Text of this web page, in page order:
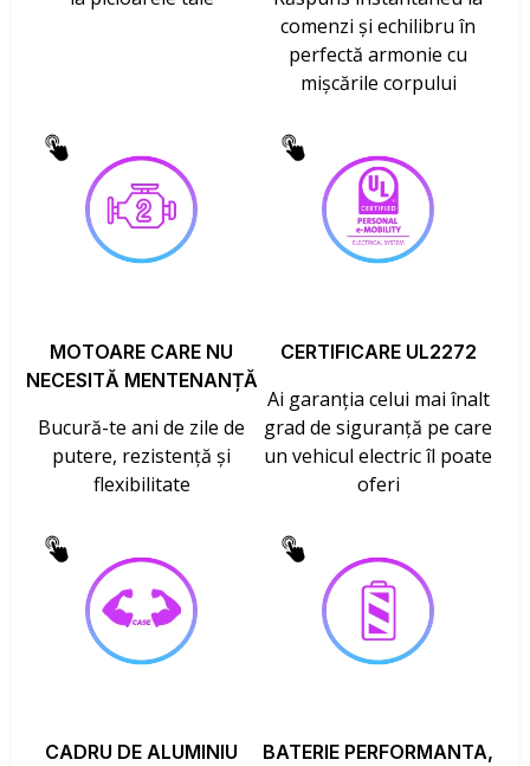
comenzi și echilibru în
perfectă armonie cu
mișcările corpului
MOTOARE CARE NU
NECESITĂ MENTENANȚĂ
Bucură-te ani de zile de
putere, rezistență și
flexibilitate
CERTIFICARE UL2272
Ai garanția celui mai înalt
grad de siguranță pe care
un vehicul electric îl poate
oferi
CADRU DE ALUMINIU
BATERIE PERFORMANTA,